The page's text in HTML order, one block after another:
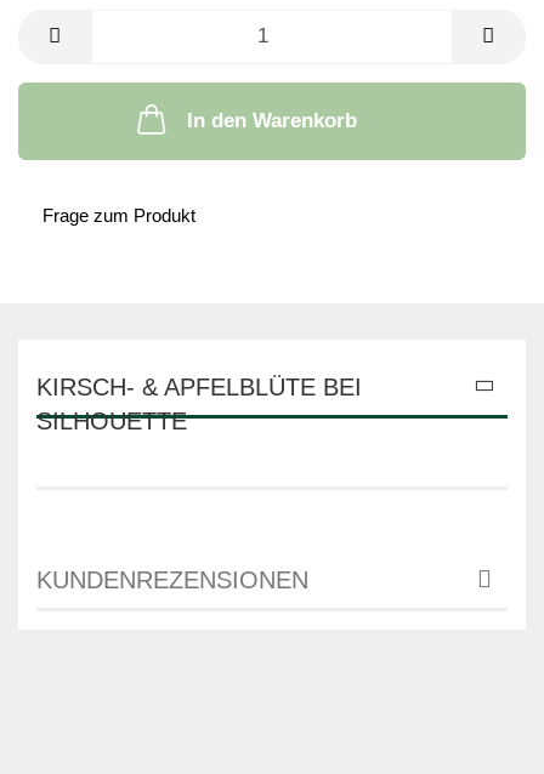
In den Warenkorb
Frage zum Produkt
KIRSCH- & APFELBLÜTE BEI
SILHOUETTE
KUNDENREZENSIONEN